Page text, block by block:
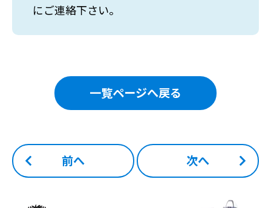
にご連絡下さい。
前へ
一覧ページへ戻る
次へ